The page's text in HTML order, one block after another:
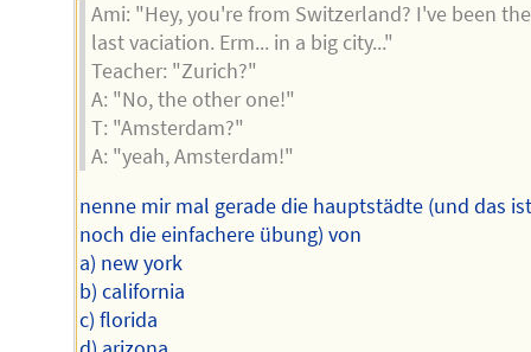
Ami: "Hey, you're from Switzerland? I've been
last vaciation. Erm... in a big city..."
Teacher: "Zurich?"
A: "No, the other one!"
T: "Amsterdam?"
A: "yeah, Amsterdam!"
nenne mir mal gerade die hauptstädte (und das
noch die einfachere übung) von
a) new york
b) california
c) florida